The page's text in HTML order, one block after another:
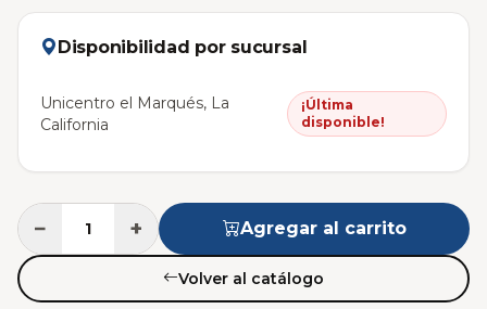
Disponibilidad por sucursal
Unicentro el Marqués, La
California
¡Última
disponible!
− + Agregar al carrito
Volver al catálogo